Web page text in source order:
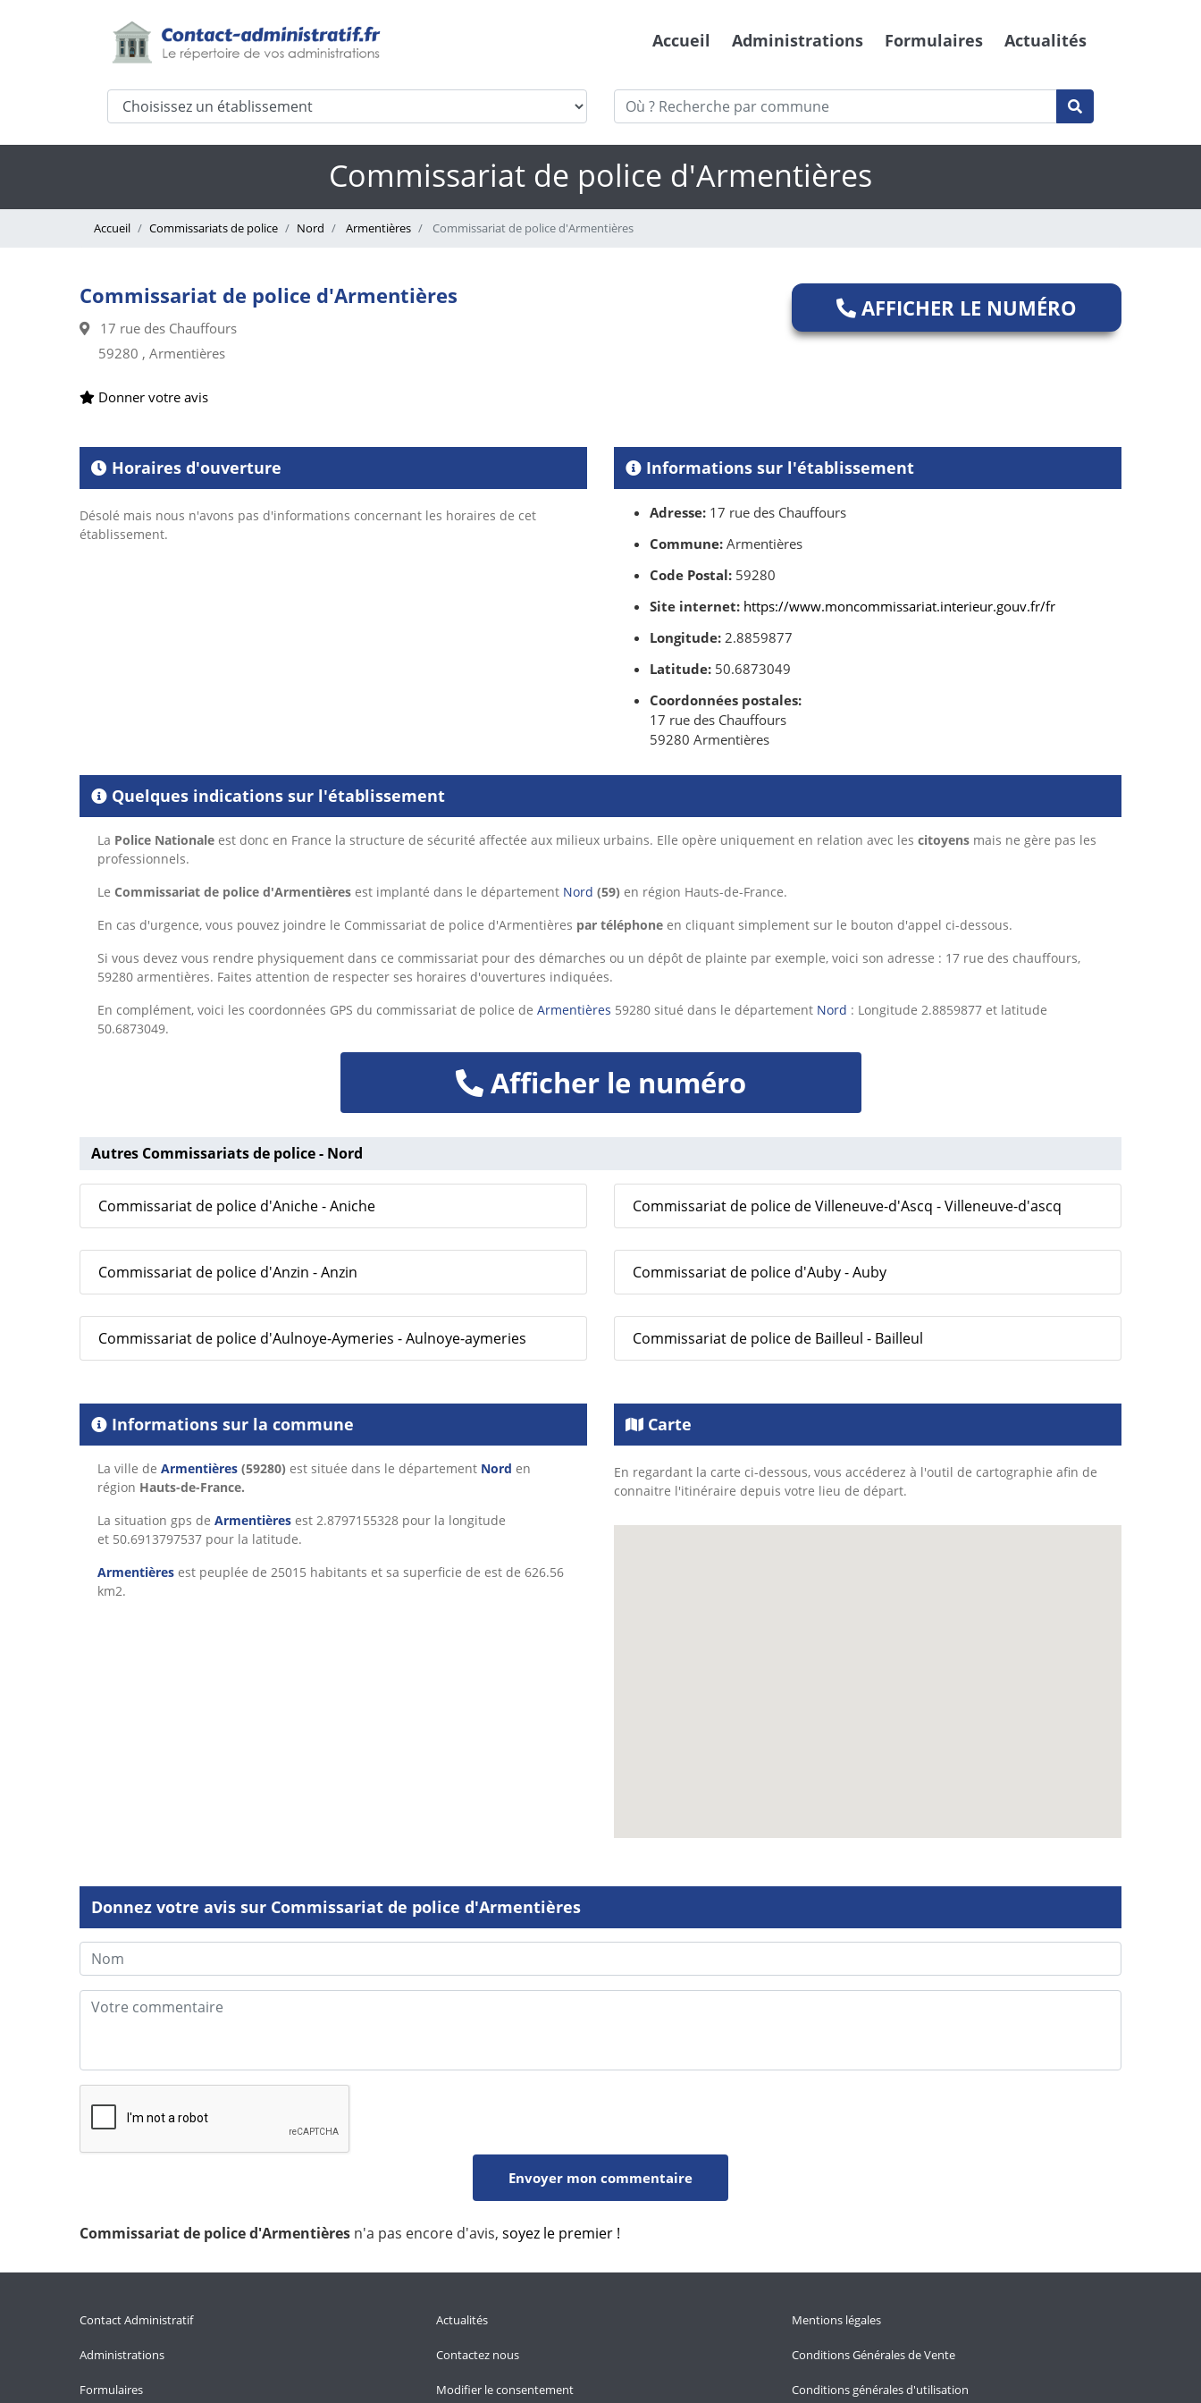
Accueil Administrations Formulaires Actualités
Commissariat de police d'Armentières
Accueil Commissariats de police Nord Armentières Commissariat de police d'Armentières
Commissariat de police d'Armentières
17 rue des Chauffours
59280 , Armentières
Donner votre avis
AFFICHER LE NUMÉRO
Horaires d'ouverture
Désolé mais nous n'avons pas d'informations concernant les horaires de cet
établissement.
Informations sur l'établissement
Adresse: 17 rue des Chauffours
Commune: Armentières
Code Postal: 59280
Site internet: https://www.moncommissariat.interieur.gouv.fr/fr
Longitude: 2.8859877
Latitude: 50.6873049
Coordonnées postales:
17 rue des Chauffours
59280 Armentières
Quelques indications sur l'établissement
La Police Nationale est donc en France la structure de sécurité affectée aux milieux urbains. Elle opère uniquement en relation avec les citoyens mais ne gère pas les
professionnels.
Le Commissariat de police d'Armentières est implanté dans le département Nord (59) en région Hauts-de-France.
En cas d'urgence, vous pouvez joindre le Commissariat de police d'Armentières par téléphone en cliquant simplement sur le bouton d'appel ci-dessous.
Si vous devez vous rendre physiquement dans ce commissariat pour des démarches ou un dépôt de plainte par exemple, voici son adresse : 17 rue des chauffours,
59280 armentières. Faites attention de respecter ses horaires d'ouvertures indiquées.
En complément, voici les coordonnées GPS du commissariat de police de Armentières 59280 situé dans le département Nord : Longitude 2.8859877 et latitude
50.6873049.
Afficher le numéro
Autres Commissariats de police - Nord
Commissariat de police d'Aniche - Aniche Commissariat de police de Villeneuve-d'Ascq - Villeneuve-d'ascq
Commissariat de police d'Anzin - Anzin Commissariat de police d'Auby - Auby
Commissariat de police d'Aulnoye-Aymeries - Aulnoye-aymeries Commissariat de police de Bailleul - Bailleul
Informations sur la commune
La ville de Armentières (59280) est située dans le département Nord en
région Hauts-de-France.
La situation gps de Armentières est 2.8797155328 pour la longitude
et 50.6913797537 pour la latitude.
Armentières est peuplée de 25015 habitants et sa superficie de est de 626.56
km2.
Carte
En regardant la carte ci-dessous, vous accéderez à l'outil de cartographie afin de
connaitre l'itinéraire depuis votre lieu de départ.
Donnez votre avis sur Commissariat de police d'Armentières
Commissariat de police d'Armentières n'a pas encore d'avis, soyez le premier !
Contact Administratif
Administrations
Formulaires
Actualités
Contactez nous
Modifier le consentement
Mentions légales
Conditions Générales de Vente
Conditions générales d'utilisation